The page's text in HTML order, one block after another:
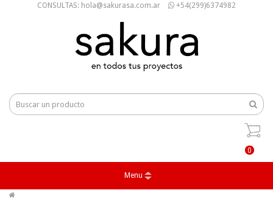
CONSULTAS: hola@sakurasa.com.ar +54(299)6374982
0
Menu